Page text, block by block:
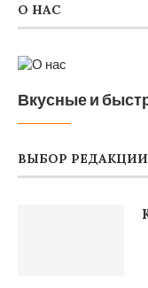
О НАС
Вкусные и
ВЫБОР РЕДАКЦИИ